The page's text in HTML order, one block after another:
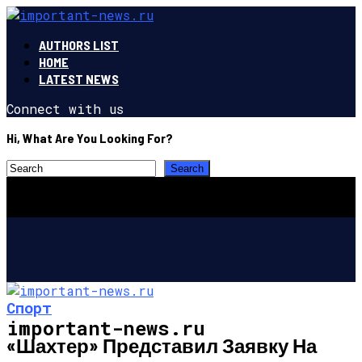
AUTHORS LIST
HOME
LATEST NEWS
Connect with us
Hi, What Are You Looking For?
important-news.ru
Спорт
«Шахтер» Представил Заявку На